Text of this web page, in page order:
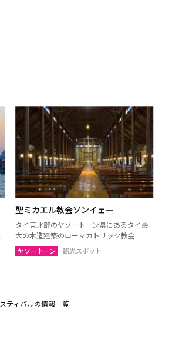
聖ミカエル教会ソンイェー
タイ東北部のヤソートーン県にあるタイ最
大の木造建築のローマカトリック教会
ヤソートーン 観光スポット
ティバルの情報一覧